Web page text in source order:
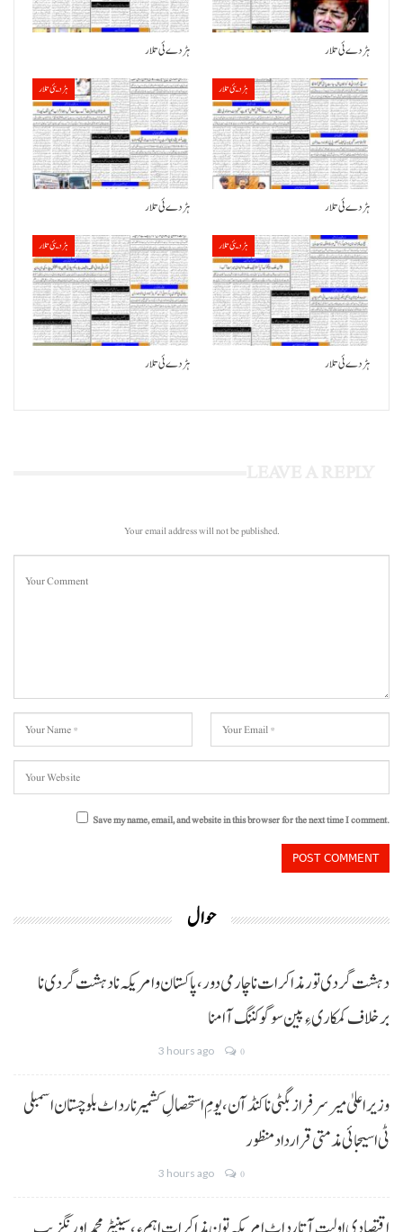
ہڑدے ئی تلار ہڑدے ئی تلار
ہڑدیئی تلار
ہڑدے ئی تلار
ہڑدیئی تلار
ہڑدے ئی تلار
ہڑدیئی تلار
ہڑدے ئی تلار
ہڑدیئی تلار
ہڑدے ئی تلار
Your email address will not be published.
Save my name, email, and website in this browser for the next time I comment.
حوال
دہشت گردی تور مذاکرات نا چارمی دور،پاکستان و امریکہ نا دہشت گردی نا
برخلاف کمکاری ءِ پین سوگو کننگ آ امنا
3 hours ago 0
وزیراعلیٰ میر سرفراز بگٹی نا کنڈ آن،یومِ استحصالِ کشمیر نا رد اٹ بلوچستان اسمبلی
ٹی اسیجائی مذمتی قرارداد منظور
3 hours ago 0